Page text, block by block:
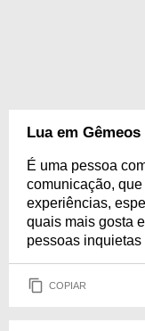
Lua em Gêmeos
É uma pessoa
comunicação,
experiências,
quais mais gosta
pessoas
COPIAR